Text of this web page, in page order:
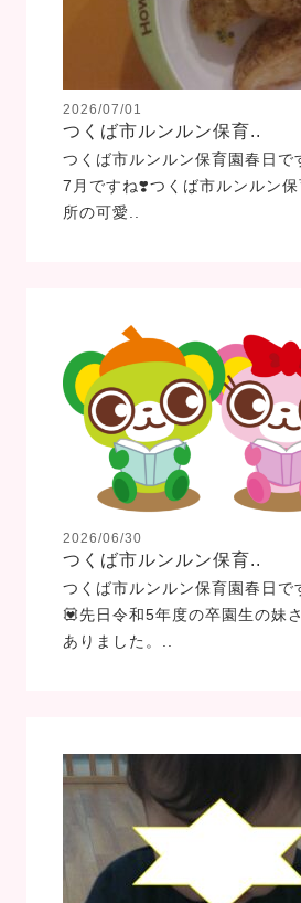
2026/07/01
つくば市ルンルン保育..
つくば市ルンルン保育園春日で
7月ですね❣️つくば市ルンルン
所の可愛..
2026/06/30
つくば市ルンルン保育..
つくば市ルンルン保育園春日で
💟先日令和5年度の卒園生の妹
ありました。..